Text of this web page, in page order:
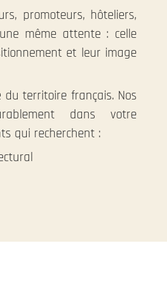
promoteurs, hôteliers,
même attente : celle
et leur image
du territoire français. Nos
dans votre
qui recherchent :